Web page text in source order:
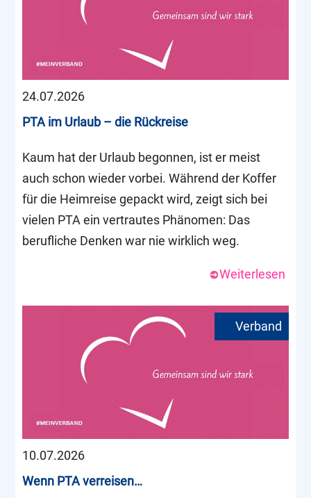
24.07.2026
PTA im Urlaub – die Rückreise
Kaum hat der Urlaub begonnen, ist er meist
auch schon wieder vorbei. Während der Koffer
für die Heimreise gepackt wird, zeigt sich bei
vielen PTA ein vertrautes Phänomen: Das
berufliche Denken war nie wirklich weg.
Weiterlesen
10.07.2026
Wenn PTA verreisen…